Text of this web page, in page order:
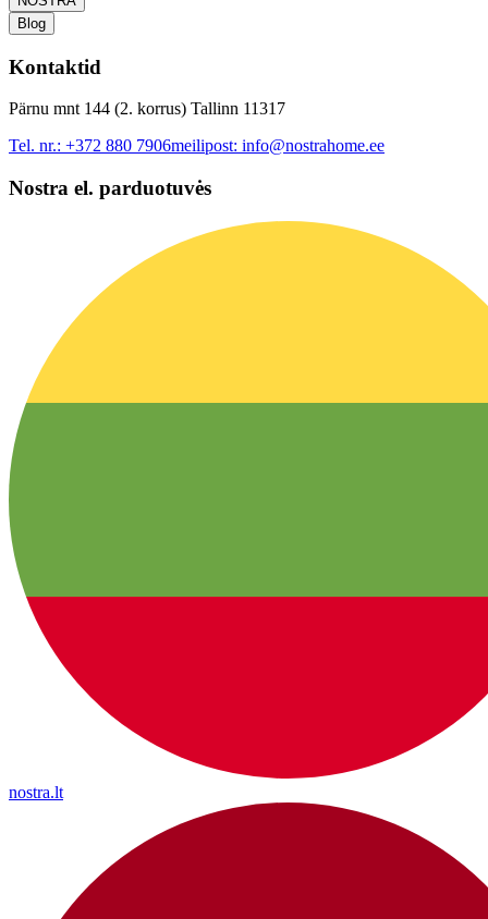
Blog
Kontaktid
Pärnu mnt 144 (2. korrus) Tallinn 11317
Tel. nr.: +372 880 7906meilipost: info@nostrahome.ee
Nostra el. parduotuvės
nostra.lt